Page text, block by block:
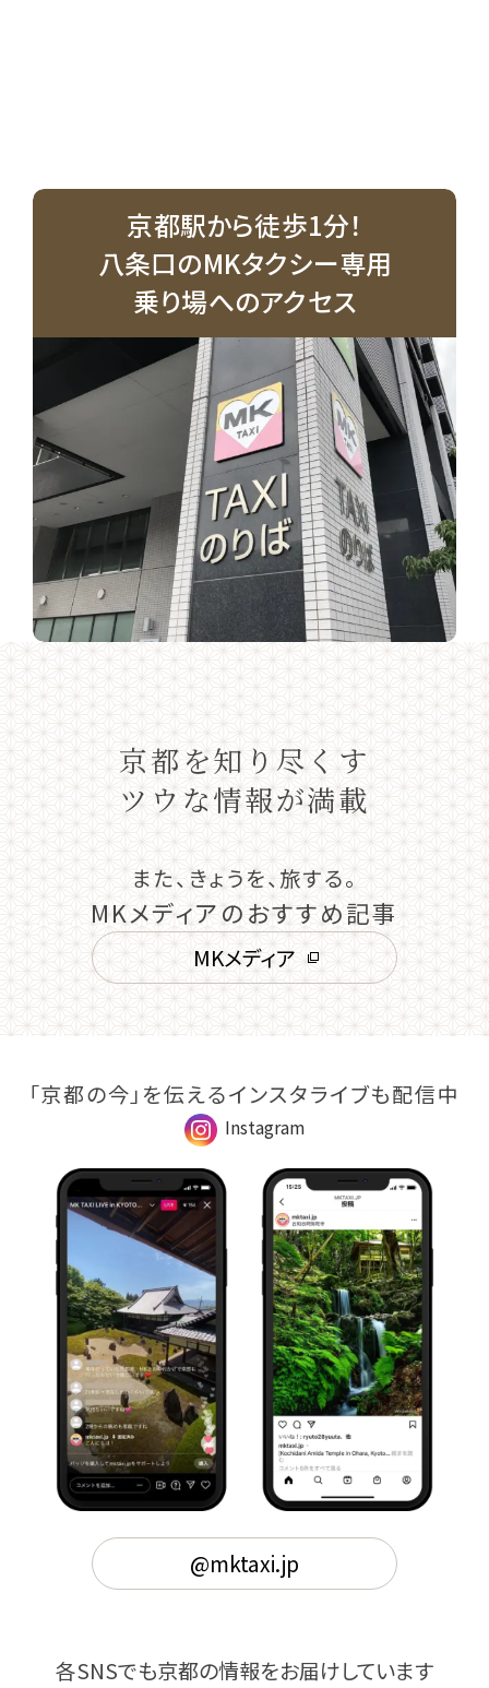
京都駅から徒歩1分！
八条口のMKタクシー専用
乗り場へのアクセス
京都を知り尽くす
ツウな情報が満載
また、きょうを、旅する。
MKメディアのおすすめ記事
MKメディア
「京都の今」を伝えるインスタライブも配信中
Instagram
@mktaxi.jp
各SNSでも京都の情報をお届けしています